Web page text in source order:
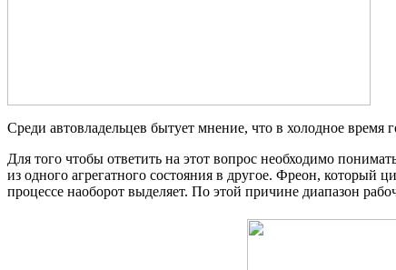
Среди автовладельцев бытует мнение, что в холодное время
Для того чтобы ответить на этот вопрос необходимо
из одного агрегатного состояния в другое. Фреон, который
процессе наоборот выделяет. По этой причине диапазон